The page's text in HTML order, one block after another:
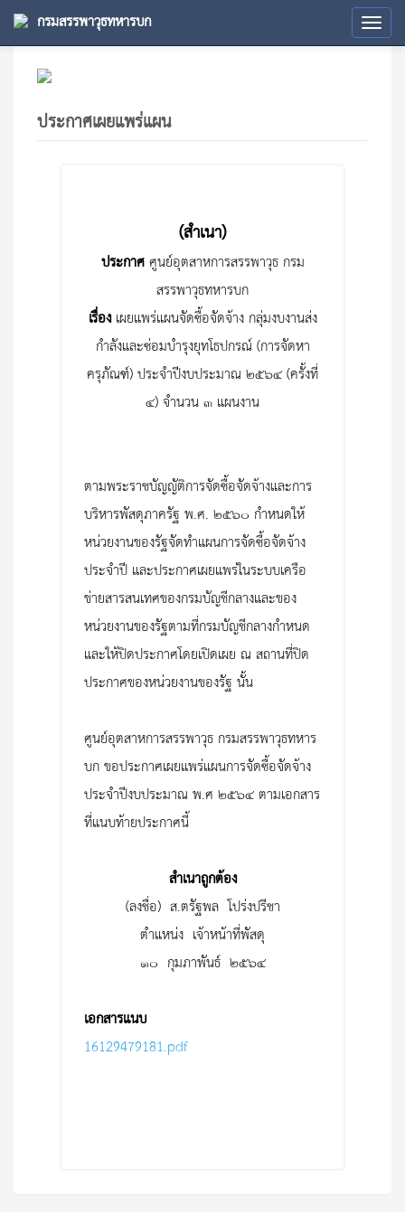
กรมสรรพาวุธทหารบก
ประกาศเผยแพร่แผน
(สำเนา)
ประกาศศูนย์อุตสาหการสรรพาวุธ กรม
สรรพาวุธทหารบก
เรื่องเผยแพร่แผนจัดซื้อจัดจ้าง กลุ่มงบงานส่ง
กำลังและซ่อมบำรุงยุทโธปกรณ์ (การจัดหา
ครุภัณฑ์) ประจำปีงบประมาณ ๒๕๖๔ (ครั้งที่
๔) จำนวน ๓ แผนงาน
ตามพระราชบัญญัติการจัดซื้อจัดจ้างและการ
บริหารพัสดุภาครัฐ พ.ศ. ๒๕๖๐ กำหนดให้
หน่วยงานของรัฐจัดทำแผนการจัดซื้อจัดจ้าง
ประจำปี และประกาศเผยแพร่ในระบบเครือ
ข่ายสารสนเทศของกรมบัญชีกลางและของ
หน่วยงานของรัฐตามที่กรมบัญชีกลางกำหนด
และให้ปิดประกาศโดยเปิดเผย ณ สถานที่ปิด
ประกาศของหน่วยงานของรัฐ นั้น
ศูนย์อุตสาหการสรรพาวุธ กรมสรรพาวุธทหาร
บก ขอประกาศเผยแพร่แผนการจัดซื้อจัดจ้าง
ประจำปีงบประมาณ พ.ศ ๒๕๖๔ ตามเอกสาร
ที่แนบท้ายประกาศนี้
สำเนาถูกต้อง
(ลงชื่อ) ส.ตรัฐพล โปร่งปรีชา
ตำแหน่ง เจ้าหน้าที่พัสดุ
๑๐ กุมภาพันธ์ ๒๕๖๔
เอกสารแนบ
16129479181.pdf